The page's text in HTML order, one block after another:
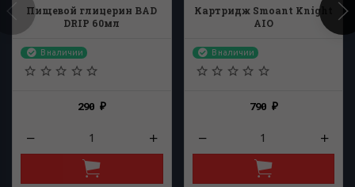
Пищевой глицерин BAD
DRIP 60мл
В наличии
290₽
Картридж Smoant Knight
AIO
В наличии
790 ₽